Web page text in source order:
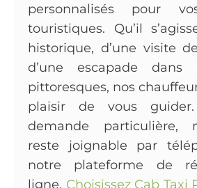
personnalisés pour
touristiques. Qu’il
historique, d’une visite
d’une escapade dans
pittoresques, nos
plaisir de vous
demande particulière,
reste joignable par
notre plateforme de
ligne. Choisissez Cab Taxi